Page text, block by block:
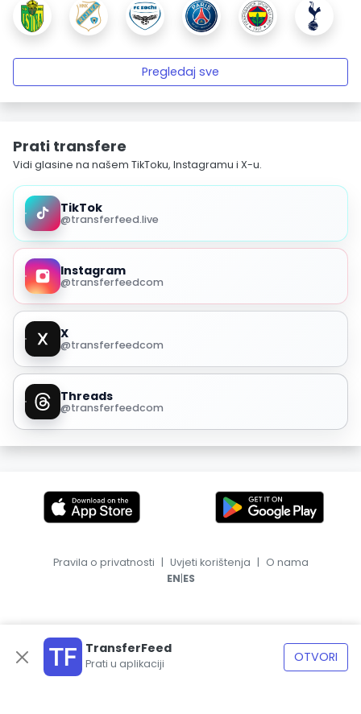
Pregledaj sve
Prati transfere
Vidi glasine na našem TikToku, Instagramu i X-u.
TikTok
@transferfeed.live
Instagram
@transferfeedcom
X
@transferfeedcom
Threads
@transferfeedcom
TransferFeed
Prati u aplikaciji OTVORI
Pravila o privatnosti | Uvjeti korištenja | O nama
EN|ES